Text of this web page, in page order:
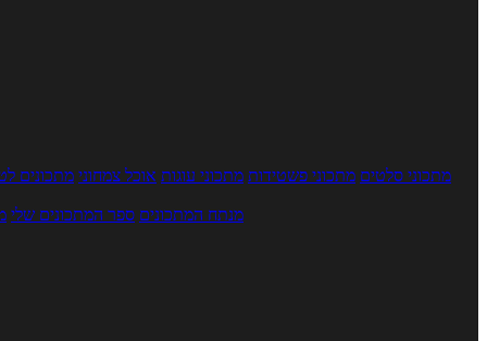
מתכוני סלטים מתכוני פשטידות מתכוני עוגות אוכל צמחוני מתכונים
מנתח המתכונים ספר המתכונים שלי